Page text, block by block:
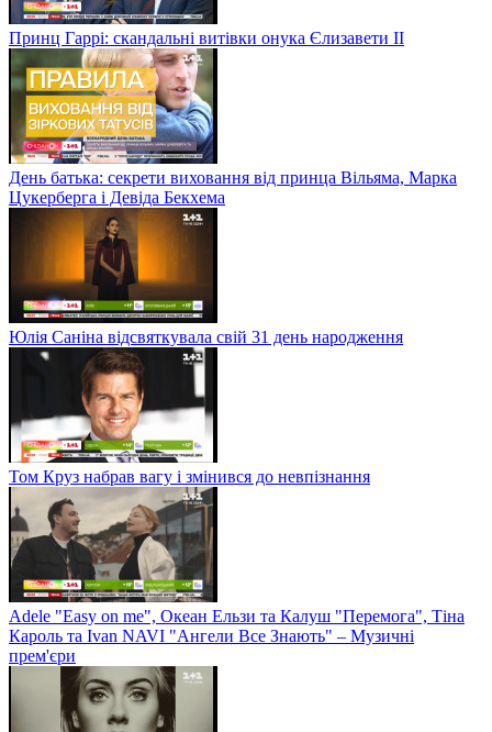
Принц Гаррі: скандальні витівки онука Єлизавети II
День батька: секрети виховання від принца Вільяма, Марка
Цукерберга і Девіда Бекхема
Юлія Саніна відсвяткувала свій 31 день народження
Том Круз набрав вагу і змінився до невпізнання
Adele "Easy on me", Океан Ельзи та Калуш "Перемога", Тіна
Кароль та Ivan NAVI "Ангели Все Знають" – Музичні
прем'єри